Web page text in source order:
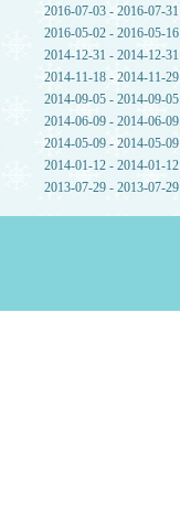
2016-07-03 - 2016-07-31
2016-05-02 - 2016-05-16
2014-12-31 - 2014-12-31
2014-11-18 - 2014-11-29
2014-09-05 - 2014-09-05
2014-06-09 - 2014-06-09
2014-05-09 - 2014-05-09
2014-01-12 - 2014-01-12
2013-07-29 - 2013-07-29